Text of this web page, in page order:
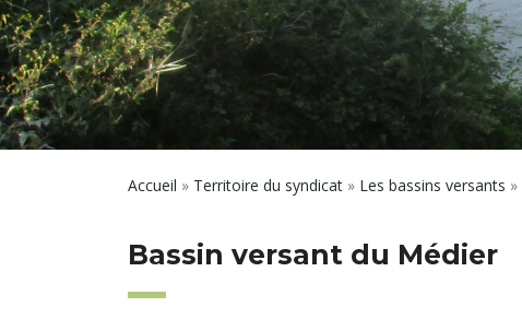
Accueil » Territoire du syndicat » Les bassins versants »
Bassin versant du Médier